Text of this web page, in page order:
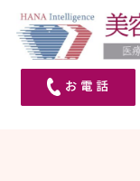
医療法人UDC
Intelligence美
Hana
医療法人UDC